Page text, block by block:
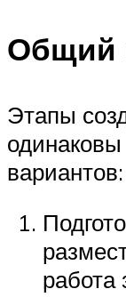
Общий
Этапы
вариантов:
работа